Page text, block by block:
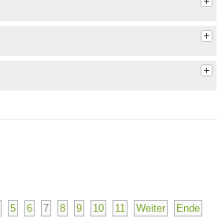
5 6 7 8 9 10 11 Weiter
Ende